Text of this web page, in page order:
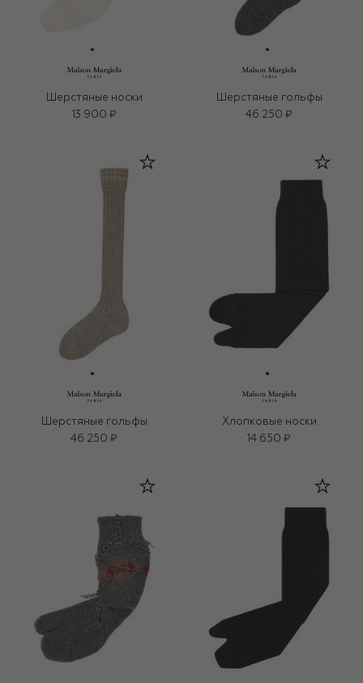
Шерстяные носки
13 900 ₽
Шерстяные гольфы
46 250 ₽
Шерстяные гольфы
46 250 ₽
Хлопковые носки
14 650 ₽